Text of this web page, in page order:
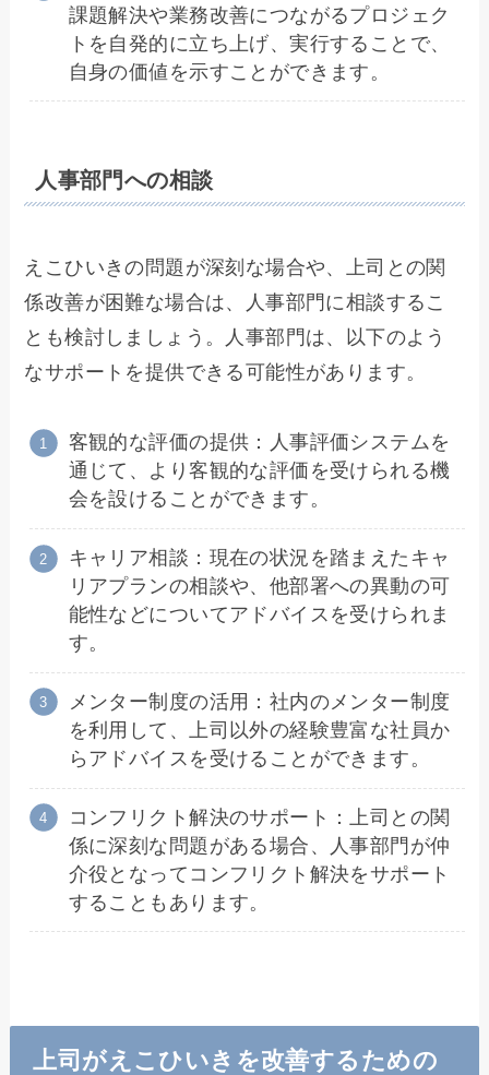
課題解決や業務改善につながるプロジェク
トを自発的に立ち上げ、実行することで、
自身の価値を示すことができます。
人事部門への相談
えこひいきの問題が深刻な場合や、上司との関
係改善が困難な場合は、人事部門に相談するこ
とも検討しましょう。人事部門は、以下のよう
なサポートを提供できる可能性があります。
客観的な評価の提供：人事評価システムを
通じて、より客観的な評価を受けられる機
会を設けることができます。
キャリア相談：現在の状況を踏まえたキャ
リアプランの相談や、他部署への異動の可
能性などについてアドバイスを受けられま
す。
メンター制度の活用：社内のメンター制度
を利用して、上司以外の経験豊富な社員か
らアドバイスを受けることができます。
コンフリクト解決のサポート：上司との関
係に深刻な問題がある場合、人事部門が仲
介役となってコンフリクト解決をサポート
することもあります。
上司がえこひいきを改善するための